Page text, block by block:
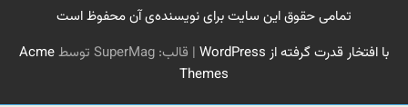
تمامی حقوق این سایت برای نویسنده‌ی آن محفوظ است
با افتخار قدرت گرفته از WordPress
| قالب: SuperMag توسط
Acme
Themes